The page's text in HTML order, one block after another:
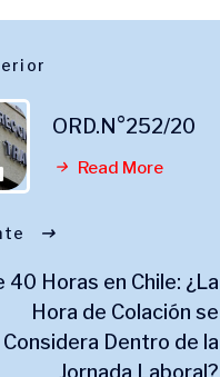
ORD.N°252/20
Read More
40 Horas en Chile: ¿La
Hora de Colación se
Considera Dentro de la